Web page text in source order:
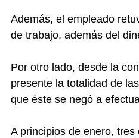
Además, el empleado
de trabajo, además del
Por otro lado, desde la
presente la totalidad de
que éste se negó a
A principios de enero,